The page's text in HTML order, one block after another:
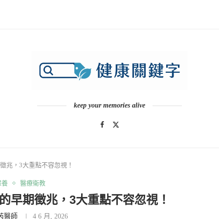
keep your memories alive
兆，3大重點不容忽視！
養 醫療衛教
早期徵兆，3大重點不容忽視！
醫師 4 6 月, 2026